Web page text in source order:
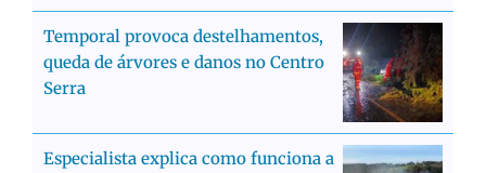
Temporal provoca destelhamentos,
queda de árvores e danos no Centro
Serra
Especialista explica como funciona a